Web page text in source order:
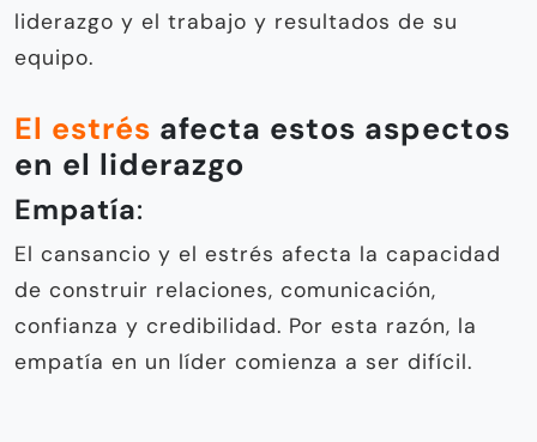
liderazgo y el trabajo y resultados de su
equipo.
El estrés afecta estos aspectos
en el liderazgo
Empatía:
El cansancio y el estrés afecta la capacidad
de construir relaciones, comunicación,
confianza y credibilidad. Por esta razón, la
empatía en un líder comienza a ser difícil.